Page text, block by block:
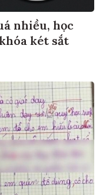
nhiều, học
két sắt